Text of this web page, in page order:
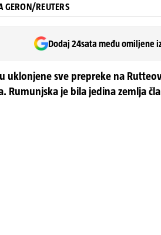
GERON/REUTERS
Dodaj 24sata među omiljene
uklonjene sve prepreke na
Rumunjska je bila jedina zemlja